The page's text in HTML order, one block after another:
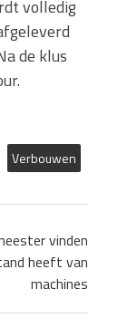
volledig
de klus
Verbouwen
vinden
heeft van
machines